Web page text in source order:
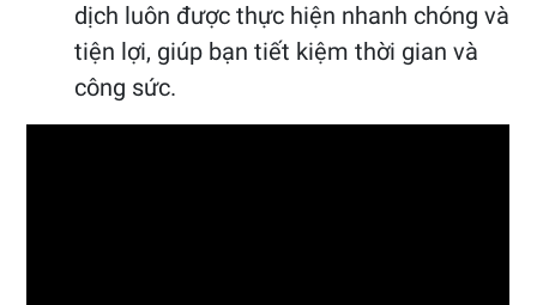
dịch luôn được thực hiện nhanh chóng và
tiện lợi, giúp bạn tiết kiệm thời gian và
công sức.